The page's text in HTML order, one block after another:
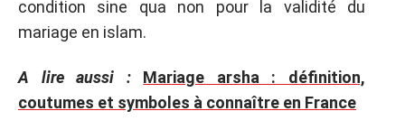
condition sine qua non pour la validité du
mariage en islam.
A lire aussi :
Mariage arsha : définition,
coutumes et symboles à connaître en France